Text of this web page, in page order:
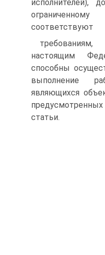
исполнителей),
соответствуют
настоящим
способны
выполнение
являющихся
статьи.